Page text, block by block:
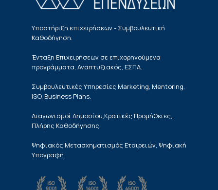
Υποστήριξη επιχειρήσεων - Συμβουλευτική
Καθοδήγηση.
Ένταξη Επιχειρήσεων σε επιχορηγούμενα
προγράμματα, Αναπτυξιακός, ΕΣΠΑ.
Συμβουλευτικές Υπηρεσίες Marketing, Mentoring,
ISO, Business Plans.
Διαγωνισμοί Δημοσίου,Κρατικές Προμήθειες,
Πλήρης Καθοδήγησης.
Ψηφιακός Μετασχηματισμός Εταιρειών, Ψηφιακή
Υπογραφή.